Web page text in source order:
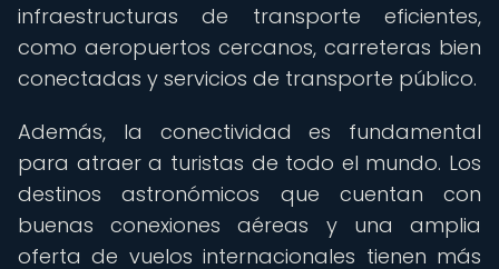
infraestructuras de transporte eficientes,
como aeropuertos cercanos, carreteras bien
conectadas y servicios de transporte público.
Además, la conectividad es fundamental
para atraer a turistas de todo el mundo. Los
destinos astronómicos que cuentan con
buenas conexiones aéreas y una amplia
oferta de vuelos internacionales tienen más